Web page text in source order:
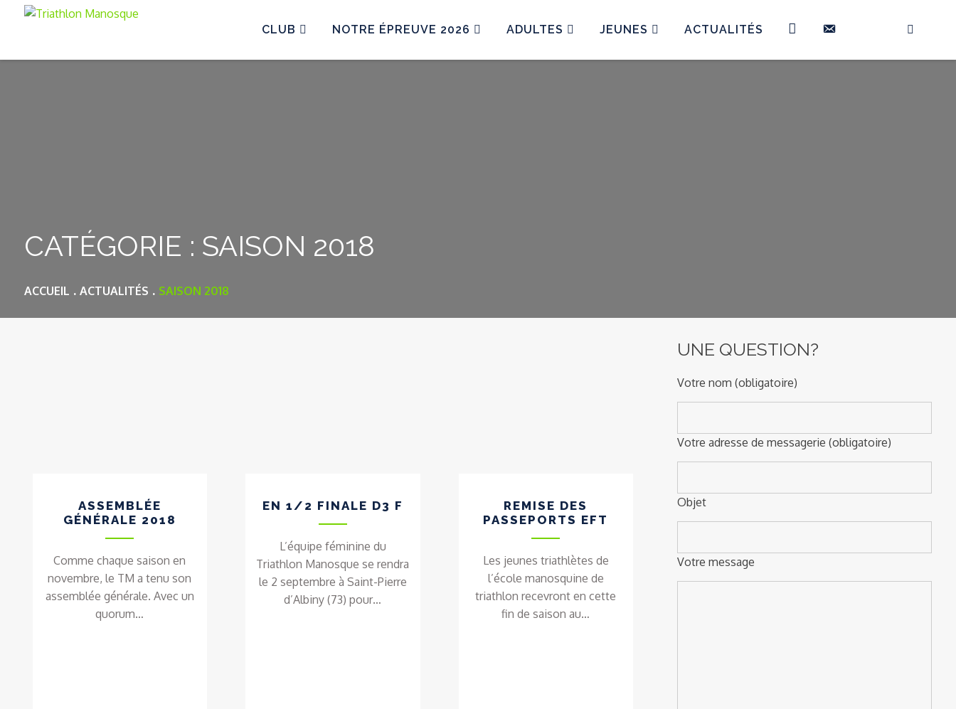
CLUB NOTRE ÉPREUVE 2026 ADULTES JEUNES ACTUALITÉS FB CONTACTINSTAGRAM
CATÉGORIE : SAISON 2018
ACCUEIL ACTUALITÉS SAISON 2018
ASSEMBLÉE
GÉNÉRALE 2018
Comme chaque saison en
novembre, le TM a tenu son
assemblée générale. Avec un
quorum…
EN 1/2 FINALE D3 F
L’équipe féminine du
Triathlon Manosque se rendra
le 2 septembre à Saint-Pierre
d’Albiny (73) pour…
REMISE DES
PASSEPORTS EFT
Les jeunes triathlètes de
l’école manosquine de
triathlon recevront en cette
fin de saison au…
UNE QUESTION?
Votre nom (obligatoire)
Votre adresse de messagerie (obligatoire)
Objet
Votre message